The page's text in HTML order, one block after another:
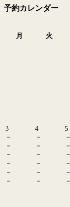
予約カレンダー
月
火
3
－
－
－
－
－
－
4
－
－
－
－
－
－
5
－
－
－
－
－
－